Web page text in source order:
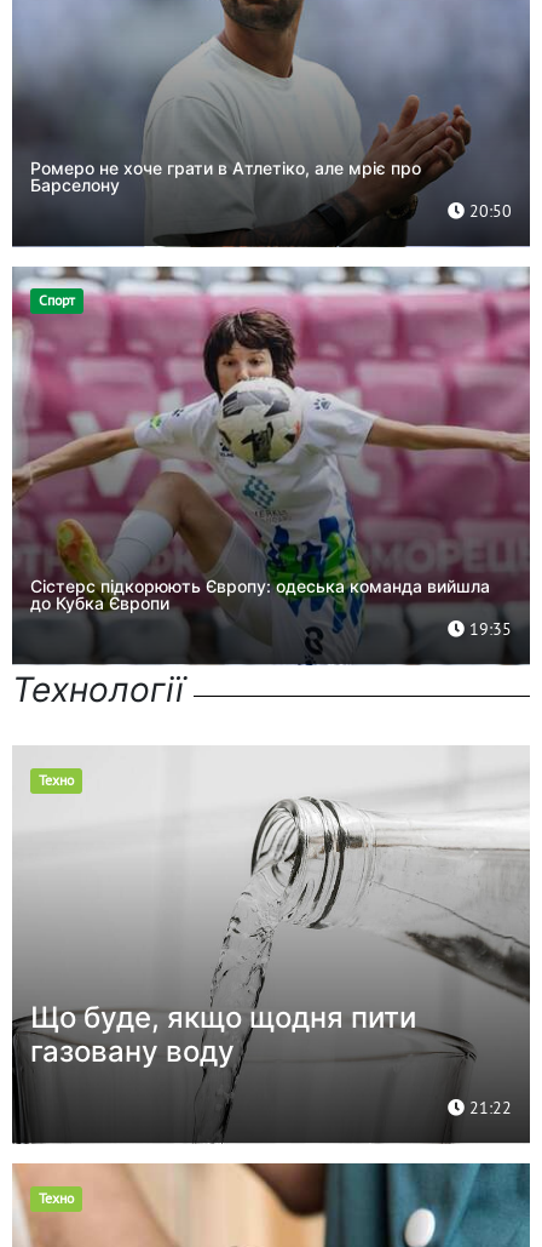
Ромеро не хоче грати в Атлетіко, але мріє про
Барселону
20:50
Спорт
Сістерс підкорюють Європу: одеська команда вийшла
до Кубка Європи
19:35
Технології
Техно
Що буде, якщо щодня пити
газовану воду
21:22
Техно